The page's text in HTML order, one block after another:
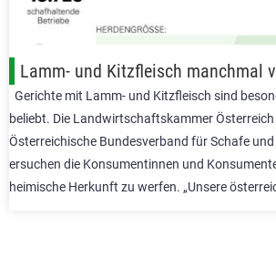
Lamm- und Kitzfleisch manchmal
Gerichte mit Lamm- und Kitzfleisch sind
beliebt. Die Landwirtschaftskammer
Österreichische Bundesverband für Schafe und
ersuchen die Konsumentinnen und
heimische Herkunft zu werfen. „Unsere